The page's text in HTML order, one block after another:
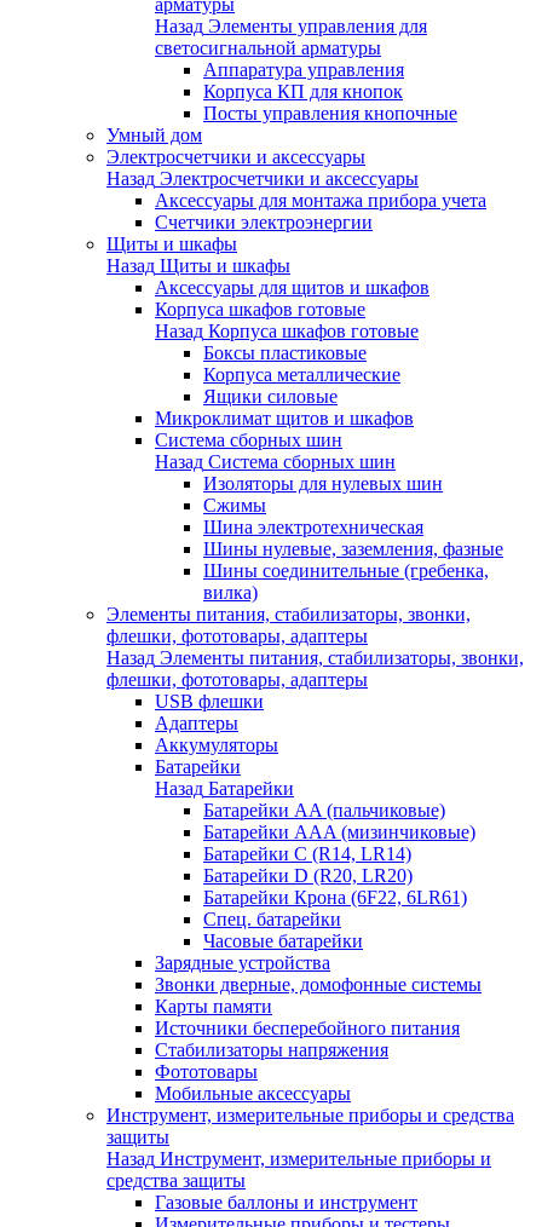
арматуры
Назад Элементы управления для
светосигнальной арматуры
Аппаратура управления
Корпуса КП для кнопок
Посты управления кнопочные
Умный дом
Электросчетчики и аксессуары
Назад Электросчетчики и аксессуары
Аксессуары для монтажа прибора учета
Счетчики электроэнергии
Щиты и шкафы
Назад Щиты и шкафы
Аксессуары для щитов и шкафов
Корпуса шкафов готовые
Назад Корпуса шкафов готовые
Боксы пластиковые
Корпуса металлические
Ящики силовые
Микроклимат щитов и шкафов
Система сборных шин
Назад Система сборных шин
Изоляторы для нулевых шин
Сжимы
Шина электротехническая
Шины нулевые, заземления, фазные
Шины соединительные (гребенка,
вилка)
Элементы питания, стабилизаторы, звонки,
флешки, фототовары, адаптеры
Назад Элементы питания, стабилизаторы, звонки,
флешки, фототовары, адаптеры
USB флешки
Адаптеры
Аккумуляторы
Батарейки
Назад Батарейки
Батарейки AA (пальчиковые)
Батарейки AAA (мизинчиковые)
Батарейки C (R14, LR14)
Батарейки D (R20, LR20)
Батарейки Крона (6F22, 6LR61)
Спец. батарейки
Часовые батарейки
Зарядные устройства
Звонки дверные, домофонные системы
Карты памяти
Источники бесперебойного питания
Стабилизаторы напряжения
Фототовары
Мобильные аксессуары
Инструмент, измерительные приборы и средства
защиты
Назад Инструмент, измерительные приборы и
средства защиты
Газовые баллоны и инструмент